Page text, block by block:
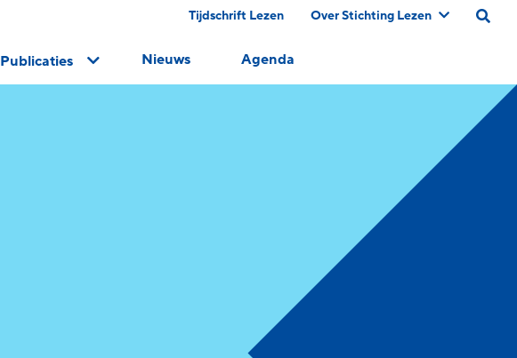
Tijdschrift Lezen Over Stichting Lezen
Publicaties Nieuws Agenda